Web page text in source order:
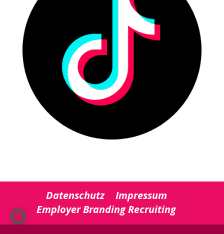
Datenschutz
Impressum
Employer Branding Recruiting